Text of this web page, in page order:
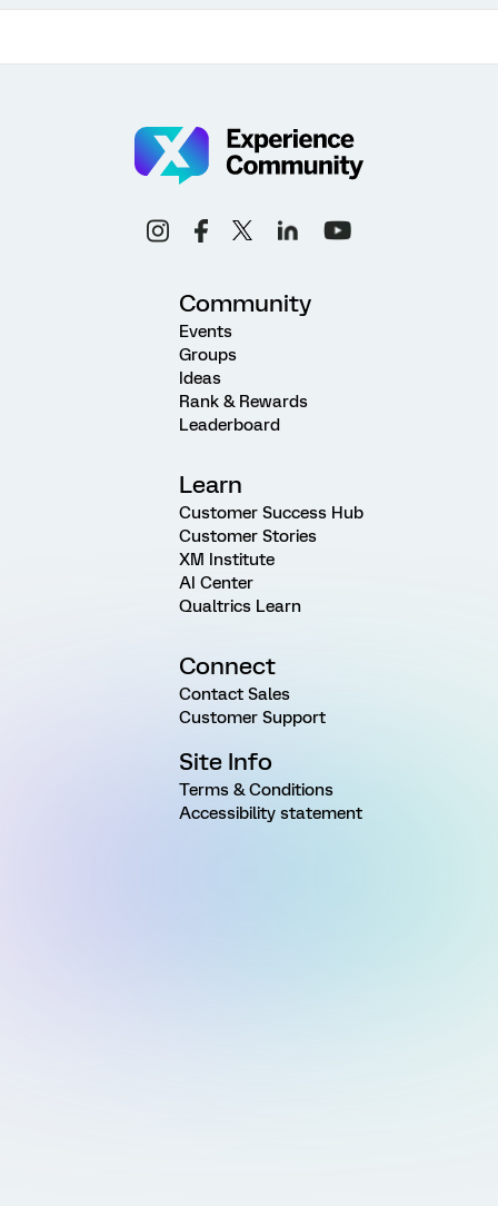
Community
Events
Groups
Ideas
Rank & Rewards
Leaderboard
Learn
Customer Success Hub
Customer Stories
XM Institute
AI Center
Qualtrics Learn
Connect
Contact Sales
Customer Support
Site Info
Terms & Conditions
Accessibility statement